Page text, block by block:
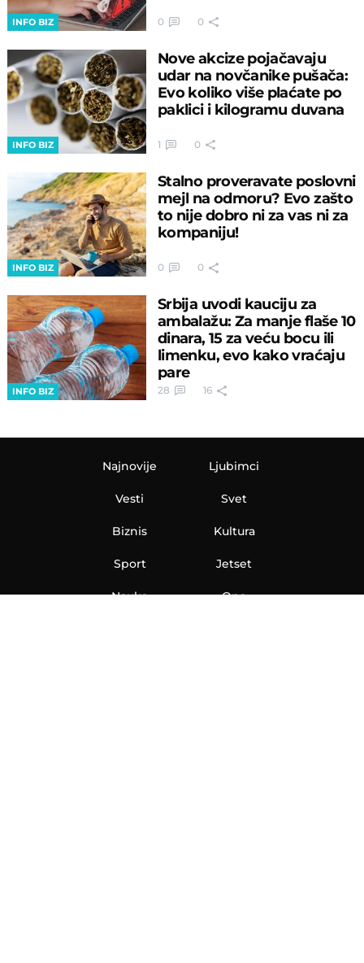
INFO BIZ 0 0
INFO BIZ
Nove akcize pojačavaju
udar na novčanike pušača:
Evo koliko više plaćate po
paklici i kilogramu duvana
1 0
INFO BIZ
Stalno proveravate poslovni
mejl na odmoru? Evo zašto
to nije dobro ni za vas ni za
kompaniju!
0 0
INFO BIZ
Srbija uvodi kauciju za
ambalažu: Za manje flaše 10
dinara, 15 za veću bocu ili
limenku, evo kako vraćaju
pare
28 16
Najnovije
Vesti
Biznis
Sport
Nauka
Ljubimci
Svet
Kultura
Jetset
Ona